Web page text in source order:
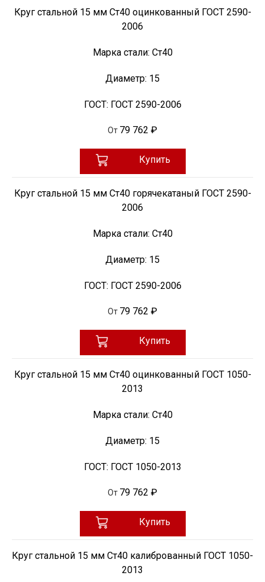
Круг стальной 15 мм Ст40 оцинкованный ГОСТ 2590-
2006
Марка стали: Ст40
Диаметр: 15
ГОСТ: ГОСТ 2590-2006
От 79 762 ₽
Купить
Круг стальной 15 мм Ст40 горячекатаный ГОСТ 2590-
2006
Марка стали: Ст40
Диаметр: 15
ГОСТ: ГОСТ 2590-2006
От 79 762 ₽
Купить
Круг стальной 15 мм Ст40 оцинкованный ГОСТ 1050-
2013
Марка стали: Ст40
Диаметр: 15
ГОСТ: ГОСТ 1050-2013
От 79 762 ₽
Купить
Круг стальной 15 мм Ст40 калиброванный ГОСТ 1050-
2013